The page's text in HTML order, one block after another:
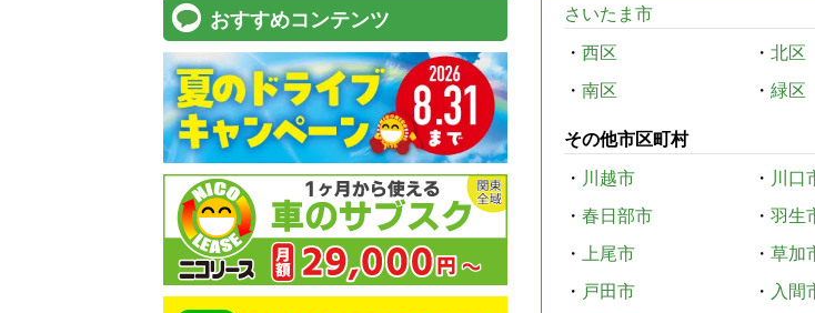
さいたま市
・ 西区 ・ 北区
・ 南区 ・ 緑区
その他市区町村
・ 川越市 ・ 川口
・ 春日部市 ・ 羽生
・
上尾市 ・ 草加
・ 戸田市 ・ 入間
おすすめコンテンツ